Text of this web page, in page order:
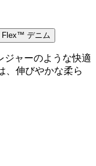
Flex™ デニム
ジャーのような快適
、伸びやかな柔ら